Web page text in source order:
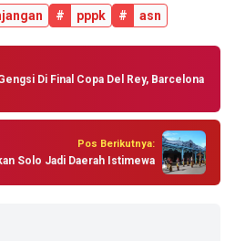
# pppk # asn
Di Final Copa Del Rey, Barcelona
Pos Berikutnya:
Solo Jadi Daerah Istimewa